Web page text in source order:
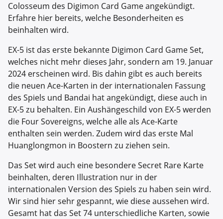
Colosseum des Digimon Card Game angekündigt.
Erfahre hier bereits, welche Besonderheiten es
beinhalten wird.
EX-5 ist das erste bekannte Digimon Card Game Set,
welches nicht mehr dieses Jahr, sondern am 19. Januar
2024 erscheinen wird. Bis dahin gibt es auch bereits
die neuen Ace-Karten in der internationalen Fassung
des Spiels und Bandai hat angekündigt, diese auch in
EX-5 zu behalten. Ein Aushängeschild von EX-5 werden
die Four Sovereigns, welche alle als Ace-Karte
enthalten sein werden. Zudem wird das erste Mal
Huanglongmon in Boostern zu ziehen sein.
Das Set wird auch eine besondere Secret Rare Karte
beinhalten, deren Illustration nur in der
internationalen Version des Spiels zu haben sein wird.
Wir sind hier sehr gespannt, wie diese aussehen wird.
Gesamt hat das Set 74 unterschiedliche Karten, sowie